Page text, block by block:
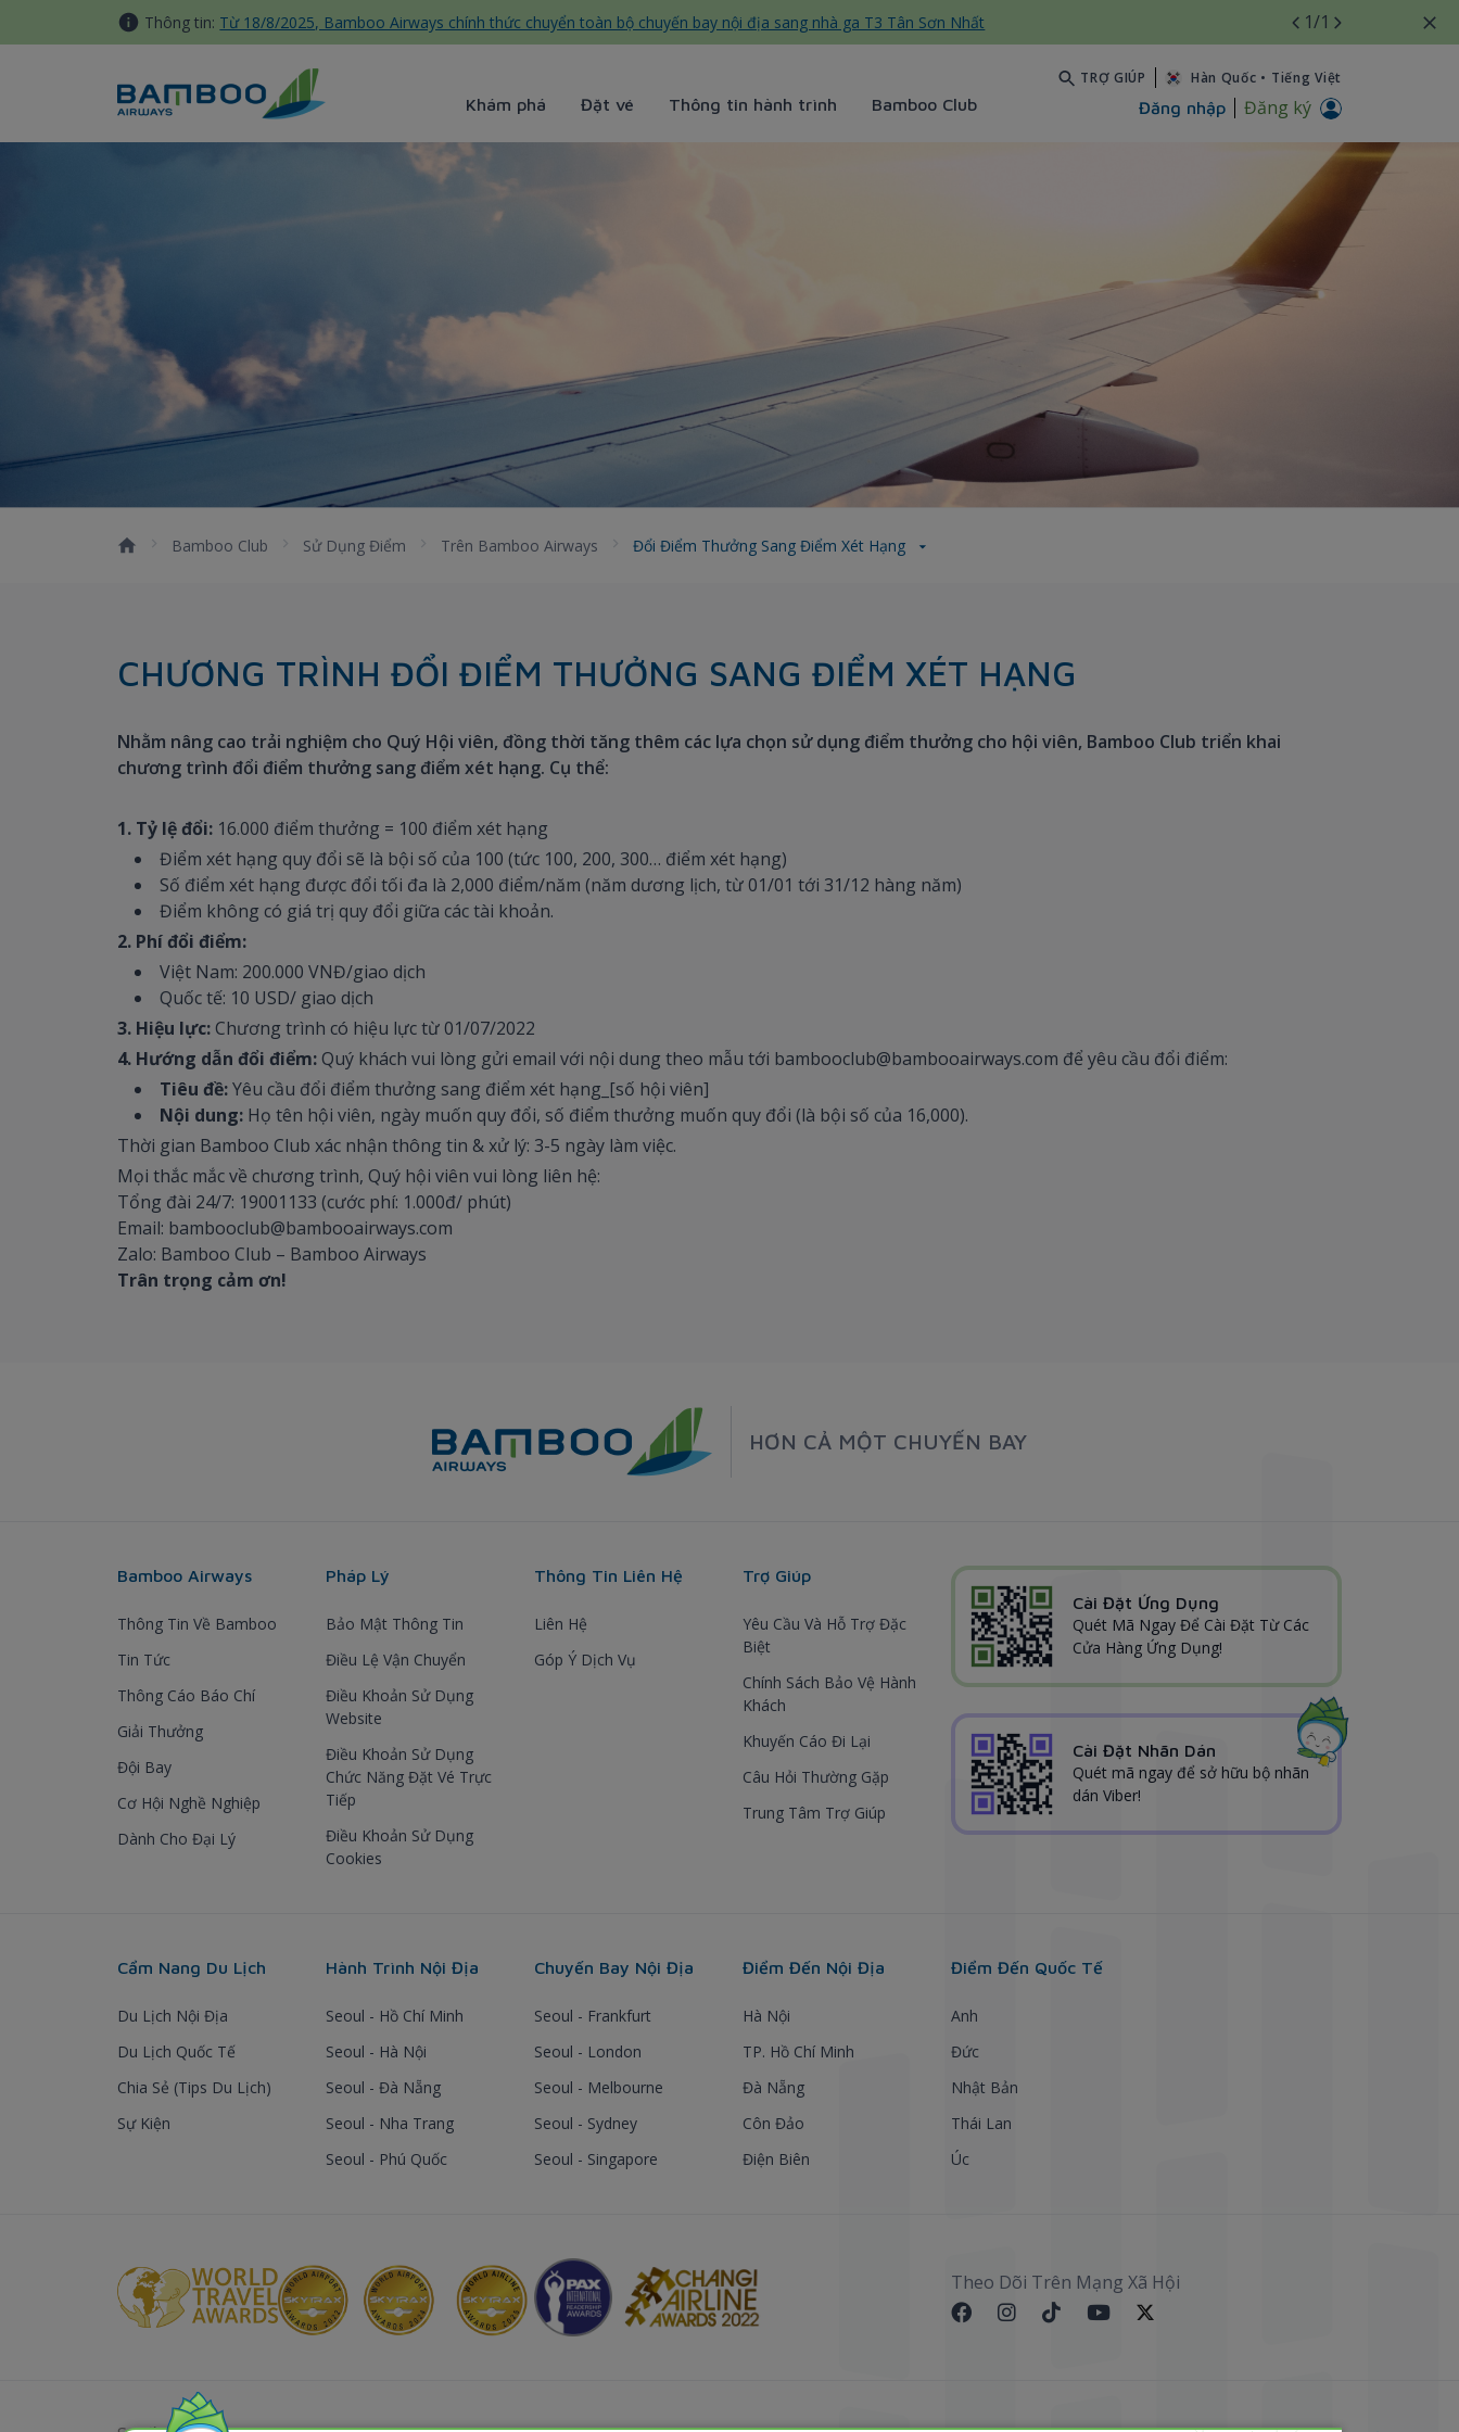
Truy cập nội dung luôn
Thông tin: Từ 18/8/2025, Bamboo Airways chính thức chuyển toàn bộ chuyến bay nội địa sang nhà ga T3 Tân Sơn Nhất 1/1
Khám phá Đặt vé Thông tin hành trình Bamboo Club
TRỢ GIÚP Hàn Quốc • Tiếng Việt
Đăng nhập Đăng ký
Đổi điểm thưởng sang điểm xét hạng - Bamboo Airways
Bamboo Club Sử Dụng Điểm Trên Bamboo Airways Đổi Điểm Thưởng Sang Điểm Xét Hạng
CHƯƠNG TRÌNH ĐỔI ĐIỂM THƯỞNG SANG ĐIỂM XÉT HẠNG
Nhằm nâng cao trải nghiệm cho Quý Hội viên, đồng thời tăng thêm các lựa chọn sử dụng điểm thưởng cho hội viên, Bamboo Club triển khai
chương trình đổi điểm thưởng sang điểm xét hạng. Cụ thể:
1. Tỷ lệ đổi: 16.000 điểm thưởng = 100 điểm xét hạng
Điểm xét hạng quy đổi sẽ là bội số của 100 (tức 100, 200, 300… điểm xét hạng)
Số điểm xét hạng được đổi tối đa là 2,000 điểm/năm (năm dương lịch, từ 01/01 tới 31/12 hàng năm)
Điểm không có giá trị quy đổi giữa các tài khoản.
2. Phí đổi điểm:
Việt Nam: 200.000 VNĐ/giao dịch
Quốc tế: 10 USD/ giao dịch
3. Hiệu lực: Chương trình có hiệu lực từ 01/07/2022
4. Hướng dẫn đổi điểm:Quý khách vui lòng gửi email với nội dung theo mẫu tới bambooclub@bambooairways.com để yêu cầu đổi điểm:
Tiêu đề:Yêu cầu đổi điểm thưởng sang điểm xét hạng_[số hội viên]
Nội dung: Họ tên hội viên, ngày muốn quy đổi, số điểm thưởng muốn quy đổi (là bội số của 16,000).
Thời gian Bamboo Club xác nhận thông tin & xử lý: 3-5 ngày làm việc.
Mọi thắc mắc về chương trình, Quý hội viên vui lòng liên hệ:
Tổng đài 24/7: 19001133 (cước phí: 1.000đ/ phút)
Email: bambooclub@bambooairways.com
Zalo: Bamboo Club – Bamboo Airways
Trân trọng cảm ơn!
HƠN CẢ MỘT CHUYẾN BAY
Bamboo Airways
Thông Tin Về Bamboo
Tin Tức
Thông Cáo Báo Chí
Giải Thưởng
Đội Bay
Cơ Hội Nghề Nghiệp
Dành Cho Đại Lý
Pháp Lý
Bảo Mật Thông Tin
Điều Lệ Vận Chuyển
Điều Khoản Sử Dụng
Website
Điều Khoản Sử Dụng
Chức Năng Đặt Vé Trực
Tiếp
Điều Khoản Sử Dụng
Cookies
Thông Tin Liên Hệ
Liên Hệ
Góp Ý Dịch Vụ
Trợ Giúp
Yêu Cầu Và Hỗ Trợ Đặc
Biệt
Chính Sách Bảo Vệ Hành
Khách
Khuyến Cáo Đi Lại
Câu Hỏi Thường Gặp
Trung Tâm Trợ Giúp
Cài Đặt Ứng Dụng
Quét Mã Ngay Để Cài Đặt Từ Các
Cửa Hàng Ứng Dụng!
Cài Đặt Nhãn Dán
Quét mã ngay để sở hữu bộ nhãn
dán Viber!
Cẩm Nang Du Lịch
Du Lịch Nội Địa
Du Lịch Quốc Tế
Chia Sẻ (Tips Du Lịch)
Sự Kiện
Hành Trình Nội Địa
Seoul - Hồ Chí Minh
Seoul - Hà Nội
Seoul - Đà Nẵng
Seoul - Nha Trang
Seoul - Phú Quốc
Chuyến Bay Nội Địa
Seoul - Frankfurt
Seoul - London
Seoul - Melbourne
Seoul - Sydney
Seoul - Singapore
Điểm Đến Nội Địa
Hà Nội
TP. Hồ Chí Minh
Đà Nẵng
Côn Đảo
Điện Biên
Điểm Đến Quốc Tế
Anh
Đức
Nhật Bản
Thái Lan
Úc
Theo Dõi Trên Mạng Xã Hội